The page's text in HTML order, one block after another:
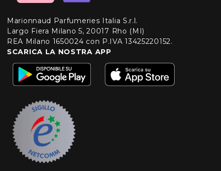
Marionnaud Parfumeries Italia S.r.l.
Largo Fiera Milano 5, 20017 Rho (MI)
REA Milano 1650024 con P.IVA 13425220152.
SCARICA LA NOSTRA APP